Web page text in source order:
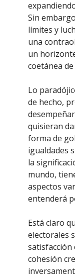
Sin
límites y
una
un
coetánea
Lo
de hecho,
quisieran
forma de
igualdades
la
mundo,
aspectos
entenderá
Está claro
electorales
satisfacción
cohesión